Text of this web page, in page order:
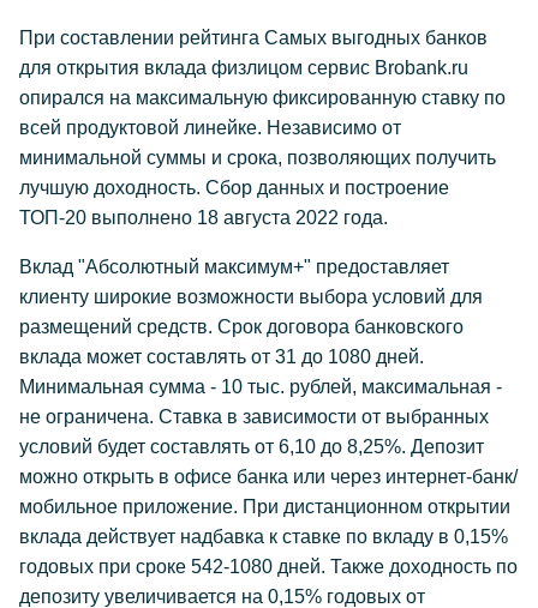
При составлении рейтинга Самых выгодных банков
для открытия вклада физлицом сервис Brobank.ru
опирался на максимальную фиксированную ставку по
всей продуктовой линейке. Независимо от
минимальной суммы и срока, позволяющих получить
лучшую доходность. Сбор данных и построение
ТОП-20 выполнено 18 августа 2022 года.
Вклад "Абсолютный максимум+" предоставляет
клиенту широкие возможности выбора условий для
размещений средств. Срок договора банковского
вклада может составлять от 31 до 1080 дней.
Минимальная сумма - 10 тыс. рублей, максимальная -
не ограничена. Ставка в зависимости от выбранных
условий будет составлять от 6,10 до 8,25%. Депозит
можно открыть в офисе банка или через интернет-банк/
мобильное приложение. При дистанционном открытии
вклада действует надбавка к ставке по вкладу в 0,15%
годовых при сроке 542-1080 дней. Также доходность по
депозиту увеличивается на 0,15% годовых от